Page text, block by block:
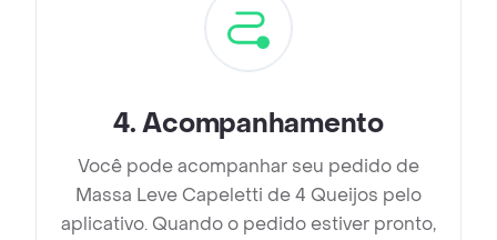
4.Acompanhamento
Você pode acompanhar seu pedido de
Massa Leve Capeletti de 4 Queijos pelo
aplicativo. Quando o pedido estiver pronto,